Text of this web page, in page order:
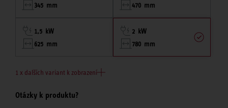
345 mm
470 mm
1,5 kW
625 mm
2 kW
780 mm
1 x dalších variant k zobrazení
Otázky k produktu?